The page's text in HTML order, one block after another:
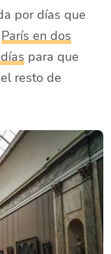
por días que
París en dos
para que
resto de